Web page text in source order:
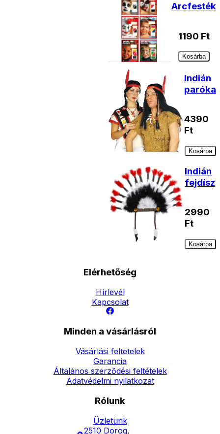
Arcfesték
1190 Ft
Kosárba
Indián
paróka
4390
Ft
Kosárba
Indián
fejdísz
2990
Ft
Kosárba
Elérhetőség
Hírlevél
Kapcsolat
Minden a vásárlásról
Vásárlási feltetelek
Garancia
Általános szerződési feltételek
Adatvédelmi nyilatkozat
Rólunk
Üzletünk
2510 Dorog,